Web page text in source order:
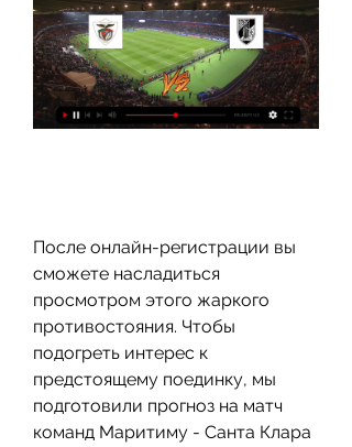
После онлайн-регистрации вы
сможете насладиться
просмотром этого жаркого
противостояния. Чтобы
подогреть интерес к
предстоящему поединку, мы
подготовили прогноз на матч
команд Маритиму - Санта Клара